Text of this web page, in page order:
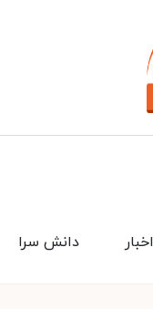
دانش سرا اخبار